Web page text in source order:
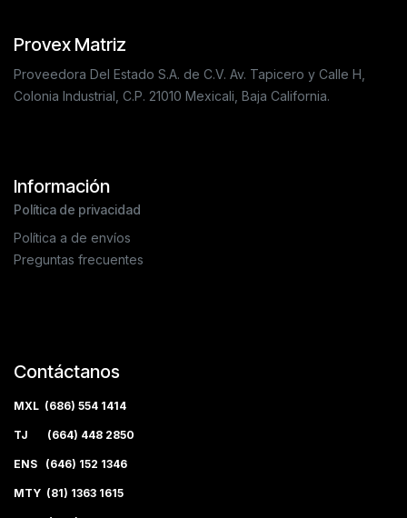
Provex Matriz
Proveedora Del Estado S.A. de C.V. Av. Tapicero y Calle H,
Colonia Industrial, C.P. 21010 Mexicali, Baja California.
Información
Política de privacidad
Política a de envíos
Preguntas frecuentes
Contáctanos
MXL (686) 554 1414
TJ (664) 448 2850
ENS (646) 152 1346
MTY (81) 1363 1615